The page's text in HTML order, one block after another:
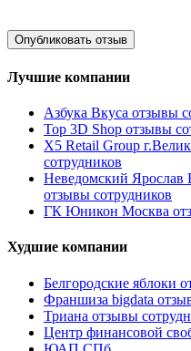
Лучшие компании
Азбука Вкуса отзывы
Top 3D Shop отзывы
X5 Retail Group
сотрудников
Неведомский
отзывы сотрудников
ГК Юникон Москва
Худшие компании
Белгородские яблоки
Франшиза bigdata
Триана отзывы
Центр финансовой